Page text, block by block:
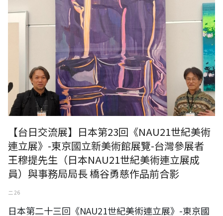
【台日交流展】日本第23回《NAU21世紀美術
連立展》-東京國立新美術館展覽-台灣參展者
王穆提先生（日本NAU21世紀美術連立展成
員）與事務局局長 橋谷勇慈作品前合影
二 26
日本第二十三回《NAU21世紀美術連立展》-東京國